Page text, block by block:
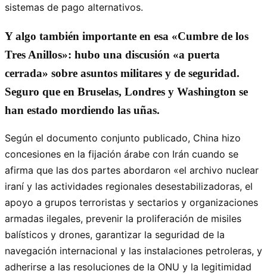
sistemas de pago alternativos.
Y algo también importante en esa «Cumbre de los
Tres Anillos»: hubo una discusión «a puerta
cerrada» sobre asuntos militares y de seguridad.
Seguro que en Bruselas, Londres y Washington se
han estado mordiendo las uñas.
Según el documento conjunto publicado, China hizo
concesiones en la fijación árabe con Irán cuando se
afirma que las dos partes abordaron «el archivo nuclear
iraní y las actividades regionales desestabilizadoras, el
apoyo a grupos terroristas y sectarios y organizaciones
armadas ilegales, prevenir la proliferación de misiles
balísticos y drones, garantizar la seguridad de la
navegación internacional y las instalaciones petroleras, y
adherirse a las resoluciones de la ONU y la legitimidad